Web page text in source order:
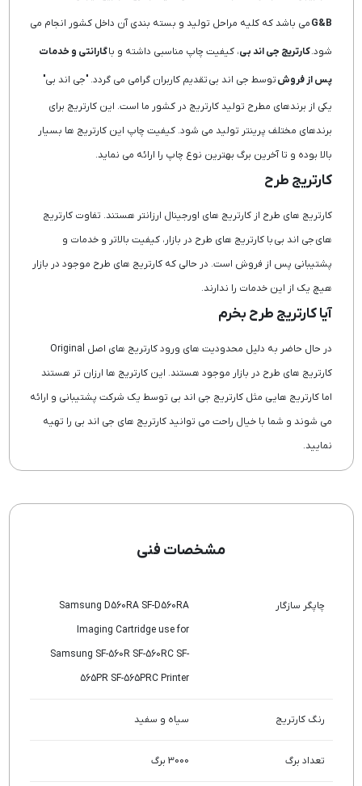
G&Bمی باشد که کلیه مراحل تولید و بسته بندی آن داخل کشور انجام می
شود.کارتریج جی اند بی، کیفیت چاپ مناسبی داشته و باگارانتی و خدمات
پس از فروشتوسط جی اند بی تقدیم کاربران گرامی می گردد. "جی اند بی"
یکی از برندهای مطرح تولید کارتریج در کشور ما است. این کارتریج برای
برندهای مختلف پرینتر تولید می شود. کیفیت چاپ این کارتریج ها بسیار
بالا بوده و تا آخرین برگ بهترین نوع چاپ را ارائه می نماید.
کارتریج طرح
کارتریج های طرح از کارتریج های اورجینال ارزانتر هستند. تفاوت کارتریج
های جی اند بی با کارتریج های طرح در بازار، کیفیت بالاتر و خدمات و
پشتیبانی پس از فروش است. در حالی که کارتریج های طرح موجود در بازار
هیچ یک از این خدمات را ندارند.
آیا کارتریج طرح بخرم
در حال حاضر به دلیل محدودیت های ورود کارتریج های اصل Original
کارتریج های طرح در بازار موجود هستند. این کارتریج ها ارزان تر هستند
اما کارتریج هایی مثل کارتریج جی اند بی توسط یک شرکت پشتیبانی و ارائه
می شوند و شما با خیال راحت می توانید کارتریج های جی اند بی را تهیه
نمایید.
مشخصات فنی
چاپگر سازگار
Samsung D560RA SF-D560RA
Imaging Cartridge use for
Samsung SF-560R SF-560RC SF-
565PR SF-565PRC Printer
رنگ کارتریج سیاه و سفید
تعداد برگ 3000 برگ